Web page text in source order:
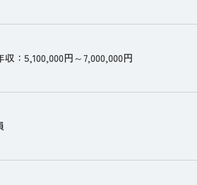
収：5,100,000円～7,000,000円